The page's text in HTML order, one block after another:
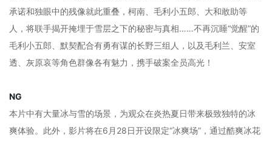
承诺和独眼中的残像就此重叠，柯南、毛利小五郎、大和敢助等
人，将联手揭开掩埋于雪层之下的秘密与真相……不再沉睡“觉醒”的
毛利小五郎、默契配合有勇有谋的长野三组人，以及毛利兰、安室
透、灰原哀等角色群像各有魅力，携手破案全员高光！
NG
本片中有大量冰与雪的场景，为观众在炎热夏日带来极致独特的冰
爽体验。此外，影片将在6月28日开设限定“冰爽场”，通过酷爽冰花